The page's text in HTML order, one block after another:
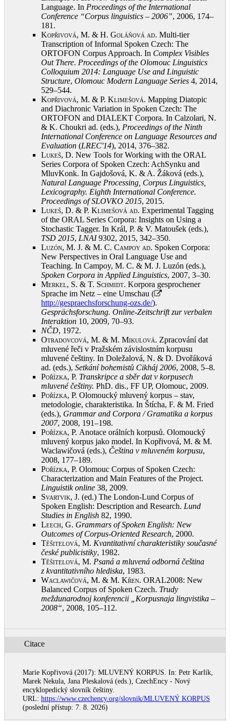
Language. In Proceedings of the International
Conference “Corpus linguistics – 2006”, 2006, 174–
181 .
Kopřivová, M. & H. Goláňová ad. Multi-tier
Transcription of Informal Spoken Czech: The
ORTOFON Corpus Approach. In Complex Visibles
Out There. Proceedings of the Olomouc Linguistics
Colloquium 2014: Language Use and Linguistic
Structure, Olomouc Modern Language Series 4, 2014,
529–544.
Kopřivová, M. & P. Klimešová. Mapping Diatopic
and Diachronic Variation in Spoken Czech: The
ORTOFON and DIALEKT Corpora. In Calzolari, N.
& K. Choukri ad. (eds.), Proceedings of the Ninth
International Conference on Language Resources and
Evaluation (LREC'14), 2014, 376–382.
Lukeš, D. New Tools for Working with the ORAL
Series Corpora of Spoken Czech: AchSynku and
MluvKonk. In Gajdošová, K. & A. Žáková (eds.),
Natural Language Processing, Corpus Linguistics,
Lexicography. Eighth International Conference.
Proceedings of SLOVKO 2015, 2015.
Lukeš, D. & P. Klimešová ad. Experimental Tagging
of the ORAL Series Corpora: Insights on Using a
Stochastic Tagger. In Král, P. & V. Matoušek (eds.),
TSD 2015, LNAI9302, 2015, 342–350.
Luzón, M. J. & M. C. Campoy ad. Spoken Corpora:
New Perspectives in Oral Language Use and
Teaching. In Campoy, M. C. & M. J. Luzón (eds.),
Spoken Corpora in Applied Linguistics, 2007, 3–30.
Merkel, S. & T. Schmidt. Korpora gesprochener
Sprache im Netz – eine Umschau (
http://gespraechsforschung-ozs.de/).
Gesprächsforschung. Online-Zeitschrift zur verbalen
Interaktion 10, 2009, 70–93.
NČD, 1972.
Otradovcová, M. & M. Mikulová. Zpracování dat
mluvené řeči v Pražském závislostním korpusu
mluvené češtiny. In Doležalová, N. & D. Dvořáková
ad. (eds.), Setkání bohemistů Cikháj 2006, 2008, 5–8.
Pořízka, P. Transkripce a sběr dat v korpusech
mluvené češtiny. PhD. dis., FF UP, Olomouc, 2009.
Pořízka, P. Olomoucký mluvený korpus – stav,
metodologie, charakteristika. In Štícha, F. & M. Fried
(eds.), Grammar and Corpora / Gramatika a korpus
2007, 2008, 191–198.
Pořízka, P. Anotace orálních korpusů. Olomoucký
mluvený korpus jako model. In Kopřivová, M. & M.
Waclawičová (eds.), Čeština v mluveném korpusu,
2008, 177–189.
Pořízka, P. Olomouc Corpus of Spoken Czech:
Characterization and Main Features of the Project.
Linguistik online 38, 2009.
Svartvik, J. (ed.) The London-Lund Corpus of
Spoken English: Description and Research. Lund
Studies in English 82, 1990.
Leech, G. Grammars of Spoken English: New
Outcomes of Corpus-Oriented Research, 2000.
Těšitelová, M. Kvantitativní charakteristiky současné
české publicistiky, 1982.
Těšitelová, M. Psaná a mluvená odborná čeština
z kvantitativního hlediska, 1983.
Waclawičová, M. & M. Křen. ORAL2008: New
Balanced Corpus of Spoken Czech. Trudy
meždunarodnoj konferencii „Korpusnaja lingvistika –
2008“, 2008, 105–112.
Citace
Marie Kopřivová (2017): MLUVENÝ KORPUS. In: Petr Karlík,
Marek Nekula, Jana Pleskalová (eds.), CzechEncy - Nový
encyklopedický slovník češtiny.
URL: https://www.czechency.org/slovnik/MLUVENÝ KORPUS
(poslední přístup: 7. 8. 2026)